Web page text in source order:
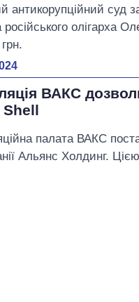
антикорупційний суд
російського олігарха
ВАКС
палата ВАКС
Альянс Холдинг.